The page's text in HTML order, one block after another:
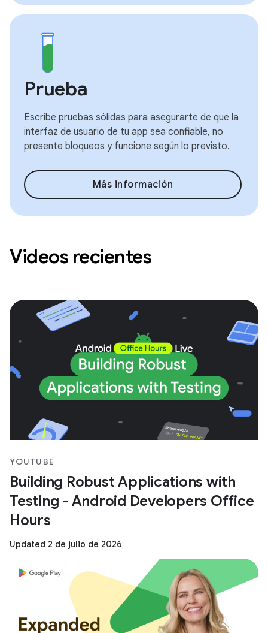
Prueba
Escribe pruebas sólidas para asegurarte de que la
interfaz de usuario de tu app sea confiable, no
presente bloqueos y funcione según lo previsto.
Más información
Videos recientes
YOUTUBE
Building Robust Applications with
Testing - Android Developers Office
Hours
Updated 2 de julio de 2026